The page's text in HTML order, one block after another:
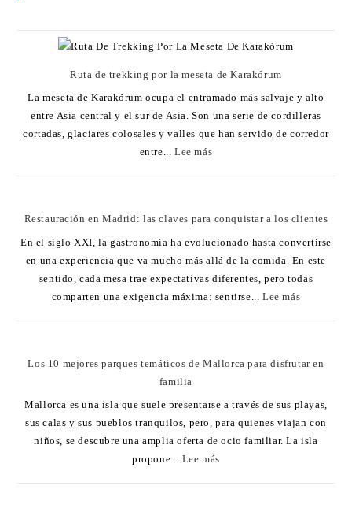
Ruta de trekking por la meseta de Karakórum
La meseta de Karakórum ocupa el entramado más salvaje y alto
entre Asia central y el sur de Asia. Son una serie de cordilleras
cortadas, glaciares colosales y valles que han servido de corredor
entre...Lee más
Restauración en Madrid: las claves para conquistar a los clientes
En el siglo XXI, la gastronomía ha evolucionado hasta convertirse
en una experiencia que va mucho más allá de la comida. En este
sentido, cada mesa trae expectativas diferentes, pero todas
comparten una exigencia máxima: sentirse...Lee más
Los 10 mejores parques temáticos de Mallorca para disfrutar en
familia
Mallorca es una isla que suele presentarse a través de sus playas,
sus calas y sus pueblos tranquilos, pero, para quienes viajan con
niños, se descubre una amplia oferta de ocio familiar. La isla
propone... Lee más